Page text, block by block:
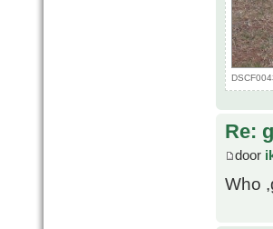
Re:
door
Who